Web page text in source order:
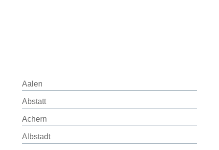
Aalen
Abstatt
Achern
Albstadt